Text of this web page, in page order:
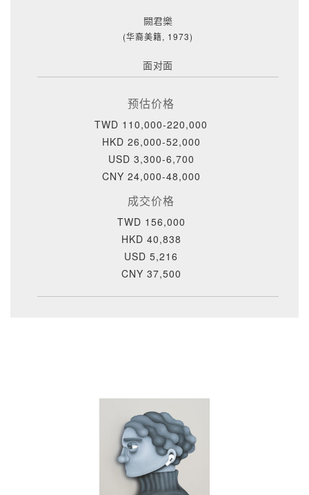
闕君樂
(华裔美籍, 1973)
面对面
预估价格
TWD 110,000-220,000
HKD 26,000-52,000
USD 3,300-6,700
CNY 24,000-48,000
成交价格
TWD 156,000
HKD 40,838
USD 5,216
CNY 37,500